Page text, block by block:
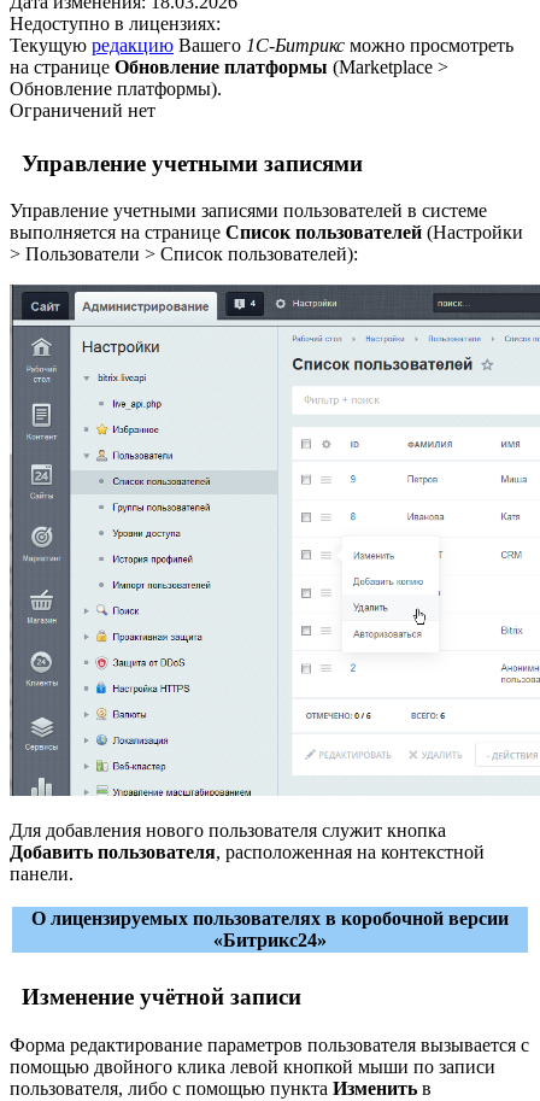
Недоступно в лицензиях:
Текущую редакцию Вашего 1С-Битрикс можно просмотреть
на странице Обновление платформы (Marketplace >
Обновление платформы).
Ограничений нет
Управление учетными записями
Управление учетными записями пользователей в системе
выполняется на странице Список пользователей (Настройки
> Пользователи > Список пользователей):
Для добавления нового пользователя служит кнопка
Добавить пользователя, расположенная на контекстной
панели.
О лицензируемых пользователях в коробочной версии
«Битрикс24»
Изменение учётной записи
Форма редактирование параметров пользователя вызывается с
помощью двойного клика левой кнопкой мыши по записи
пользователя, либо с помощью пункта Изменить в